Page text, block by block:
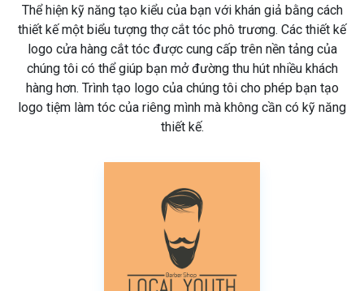
Thể hiện kỹ năng tạo kiểu của bạn với khán giả bằng cách
thiết kế một biểu tượng thợ cắt tóc phô trương. Các thiết kế
logo cửa hàng cắt tóc được cung cấp trên nền tảng của
chúng tôi có thể giúp bạn mở đường thu hút nhiều khách
hàng hơn. Trình tạo logo của chúng tôi cho phép bạn tạo
logo tiệm làm tóc của riêng mình mà không cần có kỹ năng
thiết kế.